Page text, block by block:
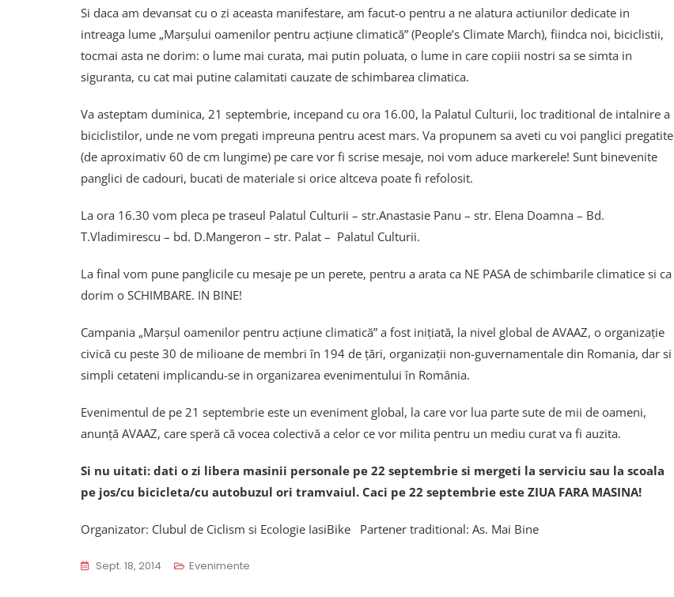
Si daca am devansat cu o zi aceasta manifestare, am facut-o pentru a ne alatura actiunilor dedicate in
intreaga lume „Marşului oamenilor pentru acţiune climatică” (People’s Climate March), fiindca noi, biciclistii,
tocmai asta ne dorim: o lume mai curata, mai putin poluata, o lume in care copiii nostri sa se simta in
siguranta, cu cat mai putine calamitati cauzate de schimbarea climatica.
Va asteptam duminica, 21 septembrie, incepand cu ora 16.00, la Palatul Culturii, loc traditional de intalnire a
biciclistilor, unde ne vom pregati impreuna pentru acest mars. Va propunem sa aveti cu voi panglici pregatite
(de aproximativ 60 de cm lungime) pe care vor fi scrise mesaje, noi vom aduce markerele! Sunt binevenite
panglici de cadouri, bucati de materiale si orice altceva poate fi refolosit.
La ora 16.30 vom pleca pe traseul Palatul Culturii – str.Anastasie Panu – str. Elena Doamna – Bd.
T.Vladimirescu – bd. D.Mangeron – str. Palat – Palatul Culturii.
La final vom pune panglicile cu mesaje pe un perete, pentru a arata ca NE PASA de schimbarile climatice si ca
dorim o SCHIMBARE. IN BINE!
Campania „Marşul oamenilor pentru acţiune climatică” a fost iniţiată, la nivel global de AVAAZ, o organizaţie
civică cu peste 30 de milioane de membri în 194 de ţări, organizaţii non-guvernamentale din Romania, dar si
simpli cetateni implicandu-se in organizarea evenimentului în România.
Evenimentul de pe 21 septembrie este un eveniment global, la care vor lua parte sute de mii de oameni,
anunţă AVAAZ, care speră că vocea colectivă a celor ce vor milita pentru un mediu curat va fi auzita.
Si nu uitati: dati o zi libera masinii personale pe 22 septembrie si mergeti la serviciu sau la scoala
pe jos/cu bicicleta/cu autobuzul ori tramvaiul. Caci pe 22 septembrie este ZIUA FARA MASINA!
Organizator: Clubul de Ciclism si Ecologie IasiBike Partener traditional: As. Mai Bine
Sept. 18, 2014 Evenimente